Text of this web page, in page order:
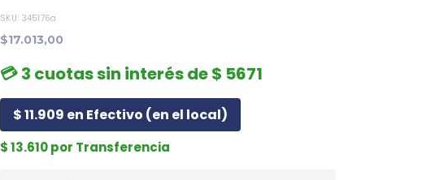
SKU: 345176a
$17.013,00
💳 3 cuotas sin interés de $ 5671
$ 11.909 en Efectivo (en el local)
$ 13.610 por Transferencia